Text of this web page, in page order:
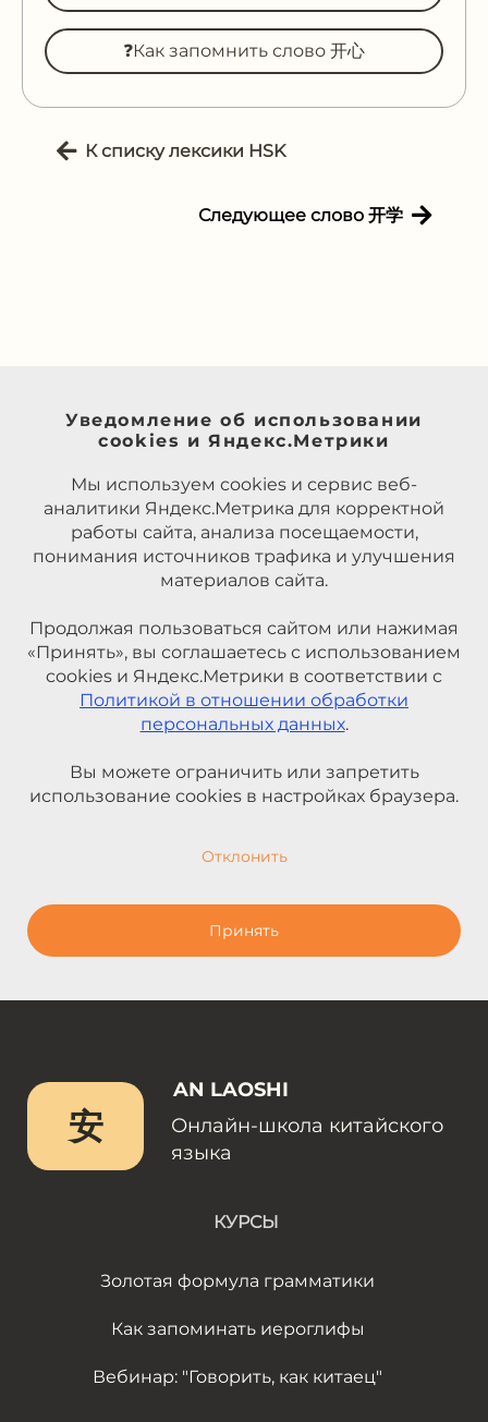
❓Как запомнить слово 开心
К списку лексики HSK
Следующее слово 开学
Уведомление об использовании
cookies и Яндекс.Метрики
Мы используем cookies и сервис веб-
аналитики Яндекс.Метрика для корректной
работы сайта, анализа посещаемости,
понимания источников трафика и улучшения
материалов сайта.
Продолжая пользоваться сайтом или нажимая
«Принять», вы соглашаетесь с использованием
cookies и Яндекс.Метрики в соответствии с
Политикой в отношении обработки
персональных данных.
Вы можете ограничить или запретить
использование cookies в настройках браузера.
Отклонить
Принять
安
AN LAOSHI
Онлайн-школа китайского
языка
КУРСЫ
Золотая формула грамматики
Как запоминать иероглифы
Вебинар: "Говорить, как китаец"